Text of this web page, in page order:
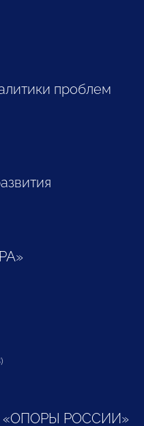
проблем
«ОПОРЫ РОССИИ»